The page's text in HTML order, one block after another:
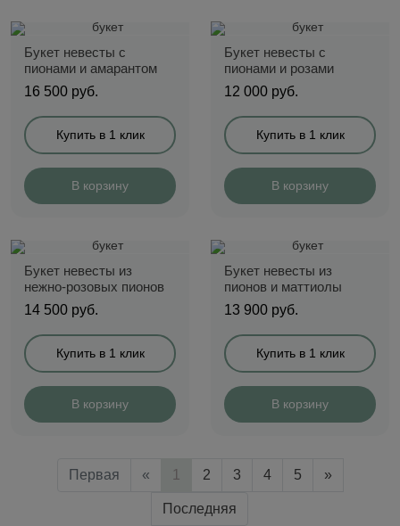
Букет невесты с
пионами и амарантом
16 500 руб.
Купить в 1 клик
В корзину
Букет невесты с
пионами и розами
12 000 руб.
Купить в 1 клик
В корзину
Букет невесты из
нежно-розовых пионов
14 500 руб.
Купить в 1 клик
В корзину
Букет невесты из
пионов и маттиолы
13 900 руб.
Купить в 1 клик
В корзину
Первая « 1 2 3 4 5 »
Последняя